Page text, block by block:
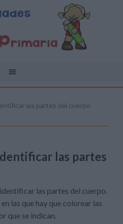
las partes del cuerpo
las partes
las partes del cuerpo.
las que hay que colorear las
que se indican.